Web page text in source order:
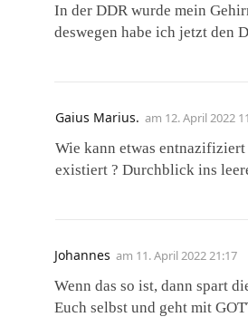
In der DDR wurde mein
deswegen habe ich jetzt den
Gaius Marius. am 12. April 2022
Wie kann etwas
existiert ? Durchblick ins
Johannes am 11. April 2022 21:17
Wenn das so ist, dann spart
Euch selbst und geht mit